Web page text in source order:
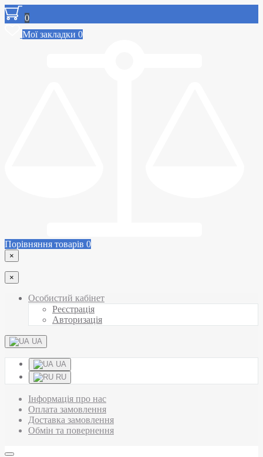
0
Мої закладки 0
Порівняння товарів 0
×
×
Особистий кабінет
Реєстрація
Авторизація
UA
UA
RU
Інформація про нас
Оплата замовлення
Доставка замовлення
Обмін та повернення